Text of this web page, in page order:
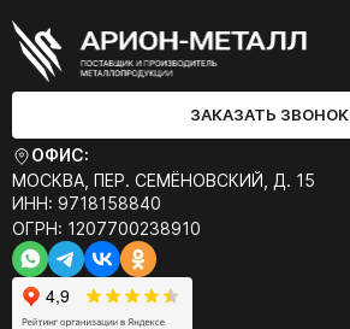
ЗАКАЗАТЬ ЗВОНОК
ОФИС:
МОСКВА, ПЕР. СЕМЁНОВСКИЙ, Д. 15
ИНН: 9718158840
ОГРН: 1207700238910